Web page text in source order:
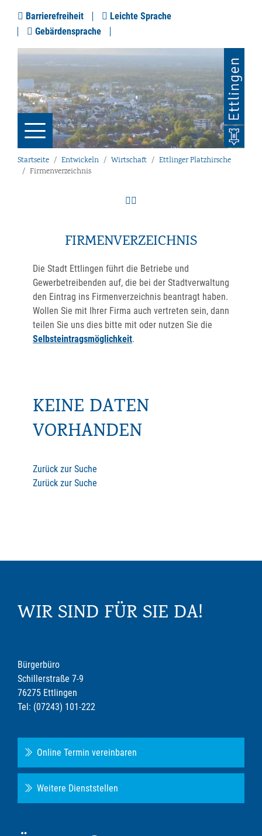
Barrierefreiheit
Leichte Sprache
Gebärdensprache
Startseite Entwickeln Wirtschaft
Ettlinger Platzhirsche
Firmenverzeichnis
FIRMENVERZEICHNIS
Die Stadt Ettlingen führt die Betriebe und
Gewerbetreibenden auf, die bei der Stadtverwaltung
den Eintrag ins Firmenverzeichnis beantragt haben.
Wollen Sie mit Ihrer Firma auch vertreten sein, dann
teilen Sie uns dies bitte mit oder nutzen Sie die
Selbsteintragsmöglichkeit.
KEINE DATEN
VORHANDEN
Zurück zur Suche
Zurück zur Suche
WIR SIND FÜR SIE DA!
Bürgerbüro
Schillerstraße 7-9
76275 Ettlingen
Tel: (07243) 101-222
Online Termin vereinbaren
Weitere Dienststellen